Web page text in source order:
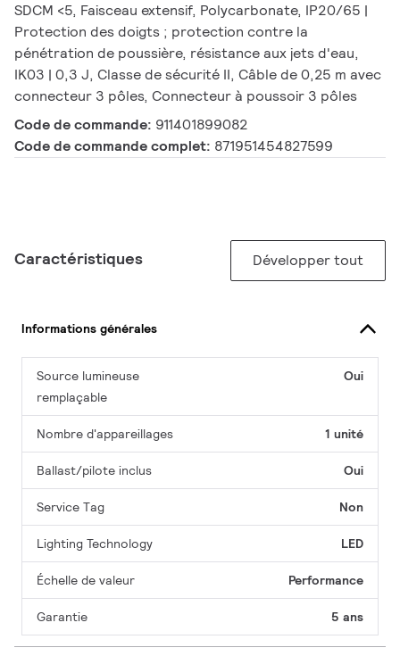
SDCM <5, Faisceau extensif, Polycarbonate, IP20/65 |
Protection des doigts ; protection contre la
pénétration de poussière, résistance aux jets d'eau,
IK03 | 0,3 J, Classe de sécurité II, Câble de 0,25 m avec
connecteur 3 pôles, Connecteur à poussoir 3 pôles
Code de commande: 911401899082
Code de commande complet: 871951454827599
Caractéristiques Développer tout
Informations générales
Source lumineuse
remplaçable
Oui
Nombre d'appareillages 1 unité
Ballast/pilote inclus Oui
Service Tag Non
Lighting Technology LED
Échelle de valeur Performance
Garantie 5 ans